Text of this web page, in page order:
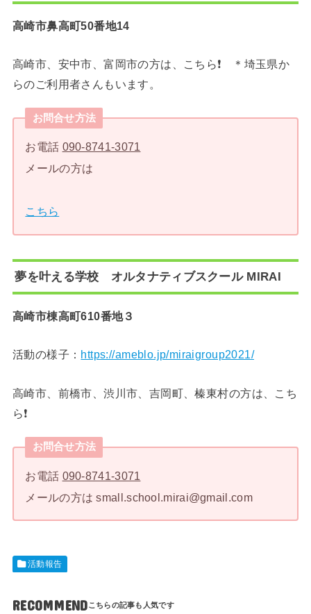
高崎市鼻高町50番地14
高崎市、安中市、富岡市の方は、こちら❗️ ＊埼玉県か
らのご利用者さんもいます。
お問合せ方法
お電話 090-8741-3071
メールの方は
こちら
夢を叶える学校 オルタナティブスクール MIRAI
高崎市棟高町610番地３
活動の様子： https://ameblo.jp/miraigroup2021/
高崎市、前橋市、渋川市、吉岡町、榛東村の方は、こち
ら❗️
お問合せ方法
お電話 090-8741-3071
メールの方は small.school.mirai@gmail.com
活動報告
RECOMMEND